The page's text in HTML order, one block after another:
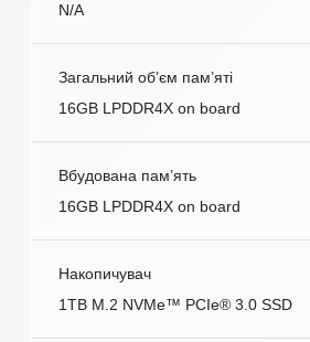
N/A
Загальний об’єм пам’яті
16GB LPDDR4X on board
Вбудована пам’ять
16GB LPDDR4X on board
Накопичувач
1TB M.2 NVMe™ PCIe® 3.0 SSD